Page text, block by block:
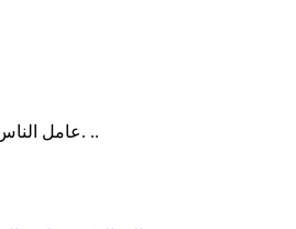
عامل الناس بأخلاقك لا بأخلاقهم. ..